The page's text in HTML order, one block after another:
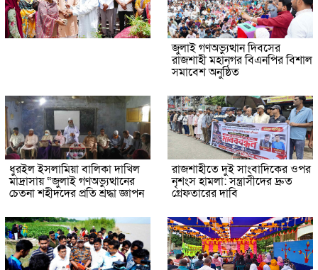
জুলাই গণঅভ্যুত্থান দিবসের
রাজশাহী মহানগর বিএনপির বিশাল
সমাবেশ অনুষ্ঠিত
ধুরইল ইসলামিয়া বালিকা দাখিল
মাদ্রাসায় “জুলাই গণঅভ্যুত্থানের
চেতনা শহীদদের প্রতি শ্রদ্ধা জ্ঞাপন
রাজশাহীতে দুই সাংবাদিকের ওপর
নৃশংস হামলা: সন্ত্রাসীদের দ্রুত
গ্রেফতারের দাবি